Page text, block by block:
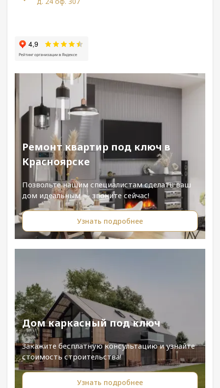
Ремонт квартир под ключ в
Красноярске
Позвольте нашим специалистам сделать ваш
дом идеальным — звоните сейчас!
Узнать подробнее
Дом каркасный под ключ
Закажите бесплатную консультацию и узнайте
стоимость строительства!
Узнать подробнее